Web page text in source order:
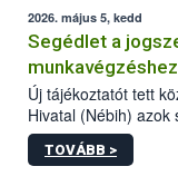
mennyiségének
lennie. Nem minden
Azokban az
általában csak
jelenthetnek
2026. május 5, kedd
Segédlet a
munkavégzéshez
Új tájékoztatót tett
Hivatal (Nébih)
növényvédelmi vagy
végezni
TOVÁBB >